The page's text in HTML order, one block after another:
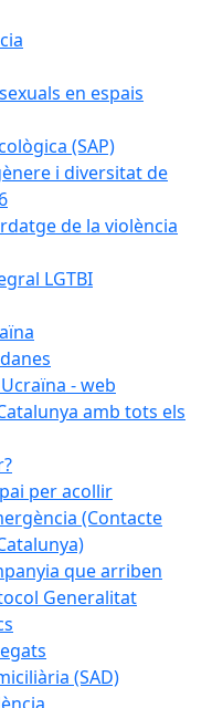
en espais
(SAP)
i diversitat de
de la violència
LGTBI
- web
amb tots els
per acollir
(Contacte
que arriben
Generalitat
(SAD)